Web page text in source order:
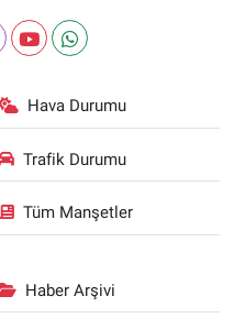
Hava Durumu
Trafik Durumu
Tüm Manşetler
Haber Arşivi